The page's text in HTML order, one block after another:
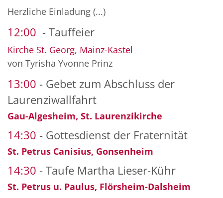
Herzliche Einladung (...)
12:00 Tauffeier
Kirche St. Georg, Mainz-Kastel
von Tyrisha Yvonne Prinz
13:00
Gebet zum Abschluss der
Laurenziwallfahrt
Gau-Algesheim, St. Laurenzikirche
14:30 Gottesdienst der Fraternität
St. Petrus Canisius, Gonsenheim
14:30 Taufe Martha Lieser-Kühr
St. Petrus u. Paulus, Flörsheim-Dalsheim